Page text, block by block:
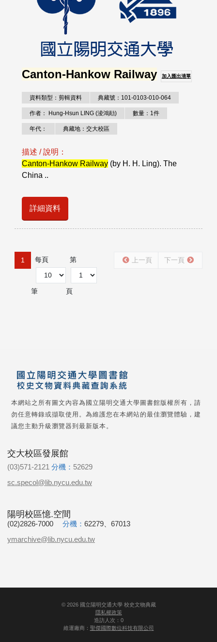
Canton-Hankow Railway 加入匯出清單
資料類型：剪輯資料 典藏號：101-0103-010-064
作者： Hung-Hsun LING (淩鴻勛) 數量：1件
年代： 典藏地：交大校區
描述 / 說明：
Canton-Hankow Railway (by H. H. Ling). The
China ..
詳細資料
1 每頁
筆
第
頁
上一頁 下一頁
本網站之所有圖文內容為國立陽明交通大學圖書館版權所有，請
勿任意轉錄或擷取使用。為維護您在本網站的最佳瀏覽體驗，建
議您主動升級瀏覽器到最新版本。
交大校區發展館
(03)571-2121 分機： 52629
sc.specol@lib.nycu.edu.tw
陽明校區憶.空間
(02)2826-7000 分機： 62279、67013
ymarchive@lib.nycu.edu.tw
© 2026國立陽明交通大學 校史文物典藏
隱私權政策
造訪人次：0
維運廠商： 聖傑國際數位科技有限公司